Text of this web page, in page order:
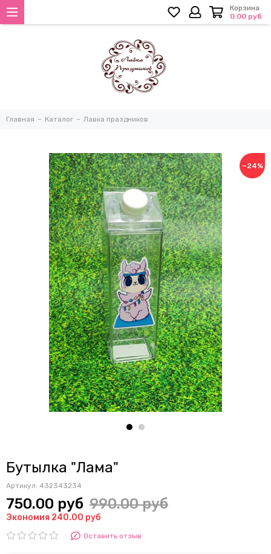
Корзина
0.00 руб
Главная Каталог Лавка праздников
−24%
Бутылка "Лама"
Артикул: 432343234
750.00 руб 990.00 руб
Экономия 240.00 руб
Оставить отзыв